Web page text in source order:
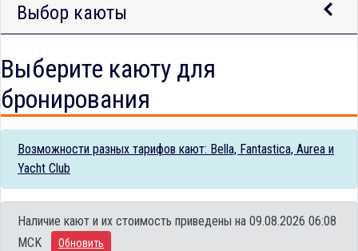
Выбор каюты
Выберите каюту для
бронирования
Возможности разных тарифов кают: Bella, Fantastica, Aurea и
Yacht Club
Наличие кают и их стоимость приведены на 09.08.2026 06:08
MCK
Обновить